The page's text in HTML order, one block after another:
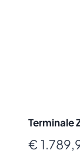
Terminale
€